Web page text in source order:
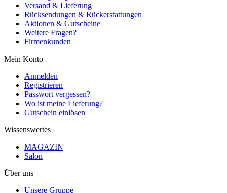
Versand & Lieferung
Rücksendungen & Rückerstattungen
Aktionen & Gutscheine
Weitere Fragen?
Firmenkunden
Mein Konto
Anmelden
Registrieren
Passwort vergessen?
Wo ist meine Lieferung?
Gutschein einlösen
Wissenswertes
MAGAZIN
Salon
Über uns
Unsere Gruppe